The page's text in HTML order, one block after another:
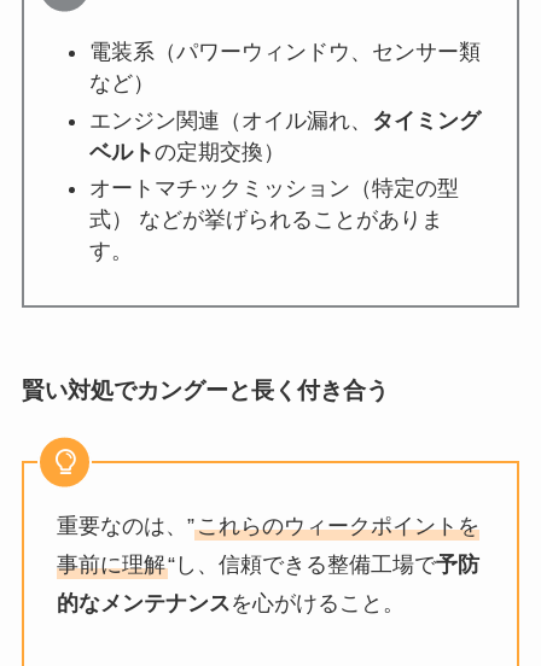
電装系（パワーウィンドウ、センサー類
など）
エンジン関連（オイル漏れ、
タイミング
ベルトの定期交換）
オートマチックミッション（特定の型
式） などが挙げられることがありま
す。
賢い対処でカングーと長く付き合う
重要なのは、”これらのウィークポイントを
事前に理解“し、信頼できる整備工場で予防
的なメンテナンスを心がけること。